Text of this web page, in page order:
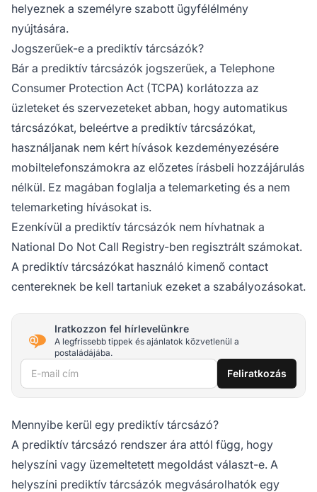
helyeznek a személyre szabott ügyfélélmény
nyújtására.
Jogszerűek-e a prediktív tárcsázók?
Bár a prediktív tárcsázók jogszerűek, a Telephone
Consumer Protection Act (TCPA) korlátozza az
üzleteket és szervezeteket abban, hogy automatikus
tárcsázókat, beleértve a prediktív tárcsázókat,
használjanak nem kért hívások kezdeményezésére
mobiltelefonszámokra az előzetes írásbeli hozzájárulás
nélkül. Ez magában foglalja a telemarketing és a nem
telemarketing hívásokat is.
Ezenkívül a prediktív tárcsázók nem hívhatnak a
National Do Not Call Registry-ben regisztrált számokat.
A prediktív tárcsázókat használó kimenő contact
centereknek be kell tartaniuk ezeket a szabályozásokat.
Iratkozzon fel hírlevelünkre
A legfrissebb tippek és ajánlatok közvetlenül a
postaládájába.
E-mail cím Feliratkozás
Mennyibe kerül egy prediktív tárcsázó?
A prediktív tárcsázó rendszer ára attól függ, hogy
helyszíni vagy üzemeltetett megoldást választ-e. A
helyszíni prediktív tárcsázók megvásárolhatók egy